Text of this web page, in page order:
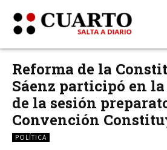
Reforma de la
Sáenz participó en
de la sesión
Convención
POLÍTICA